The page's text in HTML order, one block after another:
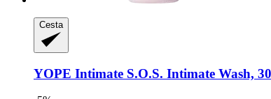
Cesta
YOPE Intimate S.O.S. Intimate Wash,